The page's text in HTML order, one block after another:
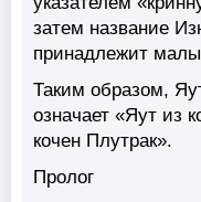
затем название
принадлежит
Таким образом,
означает «Яут из
кочен Плутрак».
Пролог